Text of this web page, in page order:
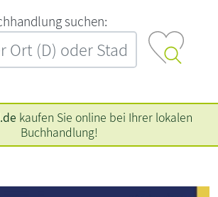
‍s‍u‍c‍h‍e‍n‍:‍
kaufen Sie online bei Ihrer lokalen
Buchhandlung!